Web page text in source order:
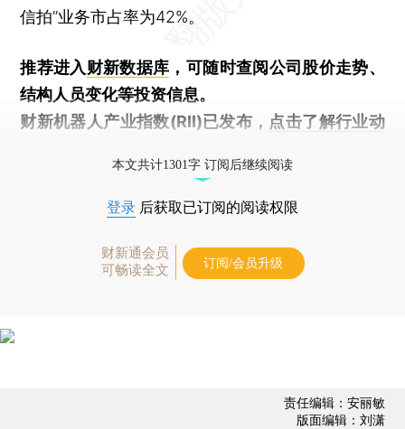
信拍”业务市占率为42%。
推荐进入财新数据库 ，可随时查阅公司股价走势、
结构人员变化等投资信息。
财新机器人产业指数(RII)已发布， 点击了解行业动
本文共计1301字 订阅后继续阅读
登录 后获取已订阅的阅读权限
财新通会员
可畅读全文
订阅/会员升级
责任编辑：安丽敏
版面编辑：刘潇